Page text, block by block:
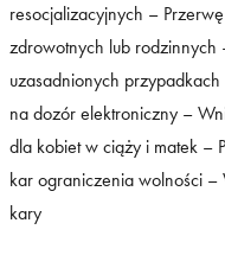
resocjalizacyjnych –
zdrowotnych lub
uzasadnionych
na dozór elektroniczny –
dla kobiet w ciąży i matek –
kar ograniczenia wolności –
kary